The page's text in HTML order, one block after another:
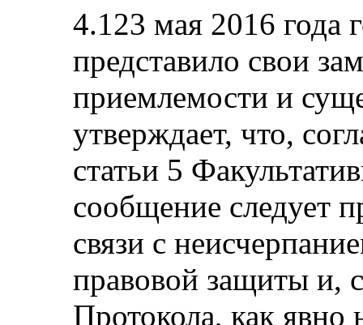
4.123 мая 2016 года
представило свои
приемлемости и
утверждает, что,
статьи 5
сообщение следует
связи с
правовой защиты и,
Протокола, как явно